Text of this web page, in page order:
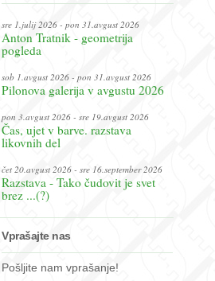
sre 1.julij 2026 - pon 31.avgust 2026
Anton Tratnik - geometrija
pogleda
sob 1.avgust 2026 - pon 31.avgust 2026
Pilonova galerija v avgustu 2026
pon 3.avgust 2026 - sre 19.avgust 2026
Čas, ujet v barve. razstava
likovnih del
čet 20.avgust 2026 - sre 16.september 2026
Razstava - Tako čudovit je svet
brez ...(?)
Vprašajte nas
Pošljite nam vprašanje!